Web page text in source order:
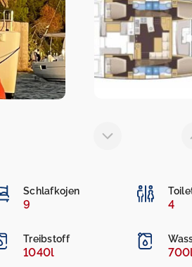
Schlafkojen
9 4
Treibstoff
1040l